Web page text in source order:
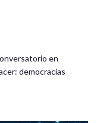
en
democracias